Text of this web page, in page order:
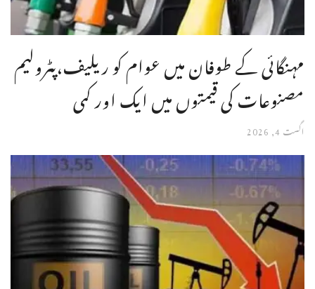
مہنگائی کے طوفان میں عوام کو ریلیف،پٹرولیم
مصنوعات کی قیمتوں میں ایک اور کمی
اگست 4, 2026